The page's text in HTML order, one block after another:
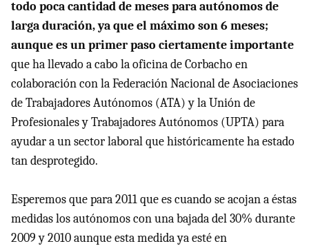
todo poca cantidad de meses para autónomos de
larga duración, ya que el máximo son 6 meses;
aunque es un primer paso ciertamente importante
que ha llevado a cabo la oficina de Corbacho en
colaboración con la Federación Nacional de Asociaciones
de Trabajadores Autónomos (ATA) y la Unión de
Profesionales y Trabajadores Autónomos (UPTA) para
ayudar a un sector laboral que históricamente ha estado
tan desprotegido.
Esperemos que para 2011 que es cuando se acojan a éstas
medidas los autónomos con una bajada del 30% durante
2009 y 2010 aunque esta medida ya esté en